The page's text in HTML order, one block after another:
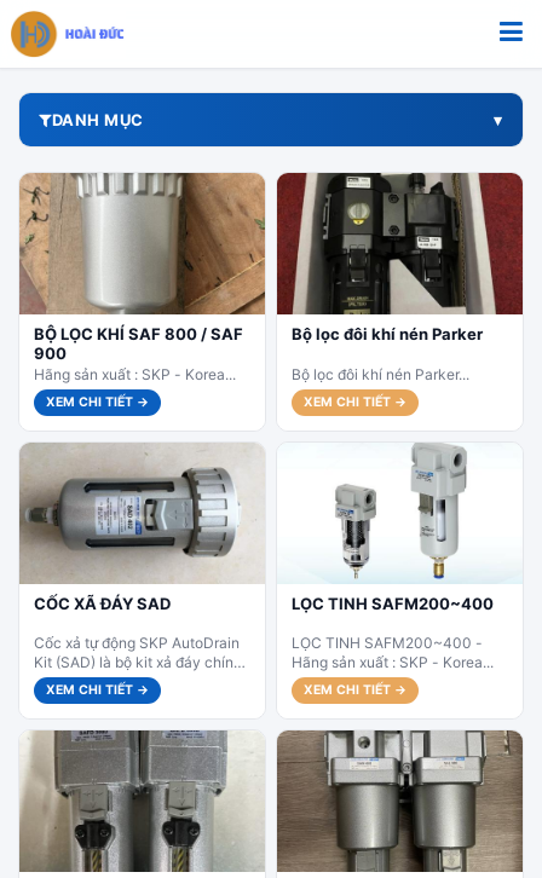
DANH MỤC
BỘ LỌC KHÍ SAF 800 / SAF
900
Hãng sản xuất : SKP - Korea...
XEM CHI TIẾT →
Bộ lọc đôi khí nén Parker
Bộ lọc đôi khí nén Parker...
XEM CHI TIẾT →
CỐC XÃ ĐÁY SAD
Cốc xả tự động SKP AutoDrain
Kit (SAD) là bộ kit xả đáy chính
hãng SKP Korea, dành cho
các...
XEM CHI TIẾT →
LỌC TINH SAFM200~400
LỌC TINH SAFM200~400 -
Hãng sản xuất : SKP - Korea...
XEM CHI TIẾT →